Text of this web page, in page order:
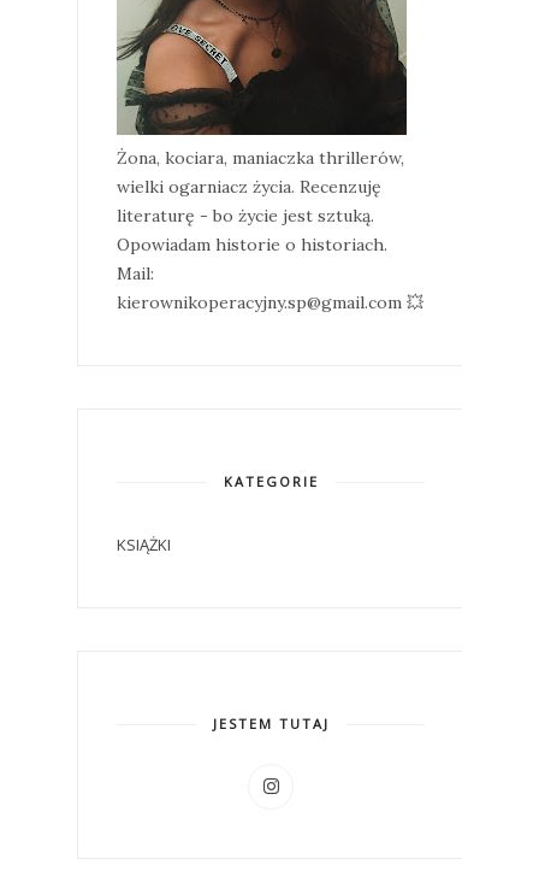
Żona, kociara, maniaczka thrillerów,
wielki ogarniacz życia. Recenzuję
literaturę - bo życie jest sztuką.
Opowiadam historie o historiach.
Mail:
kierownikoperacyjny.sp@gmail.com 💥
KATEGORIE
KSIĄŻKI
JESTEM TUTAJ